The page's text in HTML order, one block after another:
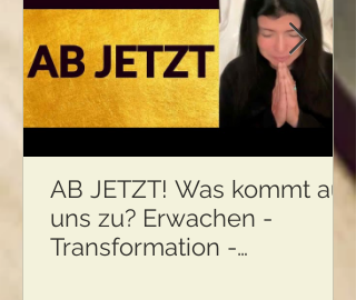
AB JETZT! Was kommt auf
uns zu? Erwachen -
Transformation -